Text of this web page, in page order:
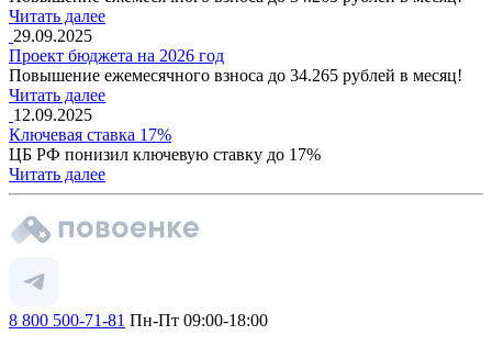
Читать далее
29.09.2025
Проект бюджета на 2026 год
Повышение ежемесячного взноса до 34.265 рублей в месяц!
Читать далее
12.09.2025
Ключевая ставка 17%
ЦБ РФ понизил ключевую ставку до 17%
Читать далее
8 800 500-71-81 Пн-Пт 09:00-18:00